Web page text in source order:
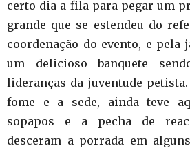
certo dia a fila para pegar um
grande que se estendeu do
coordenação do evento, e pela
um delicioso banquete
lideranças da juventude petista.
fome e a sede, ainda teve
sopapos e a pecha de
desceram a porrada em